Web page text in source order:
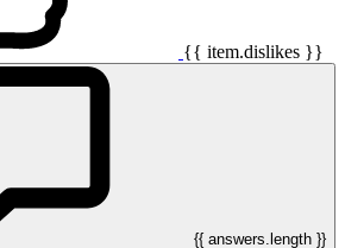
{{ item.dislikes }}
{{ answers.length }}